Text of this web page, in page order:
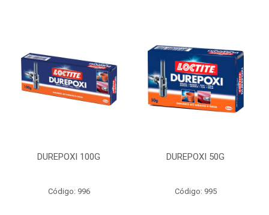
DUREPOXI 100G
Código: 996
DUREPOXI 50G
Código: 995